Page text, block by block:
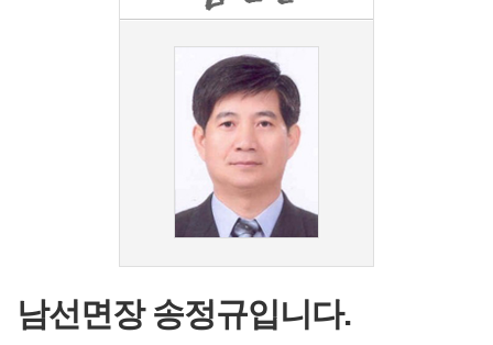
남선면장 송정규입니다.